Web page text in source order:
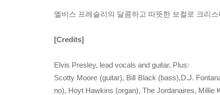
엘비스 프레슬리의 달콤하고 따뜻한 보컬로 크리
[Credits]
Elvis Presley, lead vocals and guitar, Plus:
Scotty Moore (guitar), Bill Black (bass),D.J.
no), Hoyt Hawkins (organ), The Jordanaires, Millie